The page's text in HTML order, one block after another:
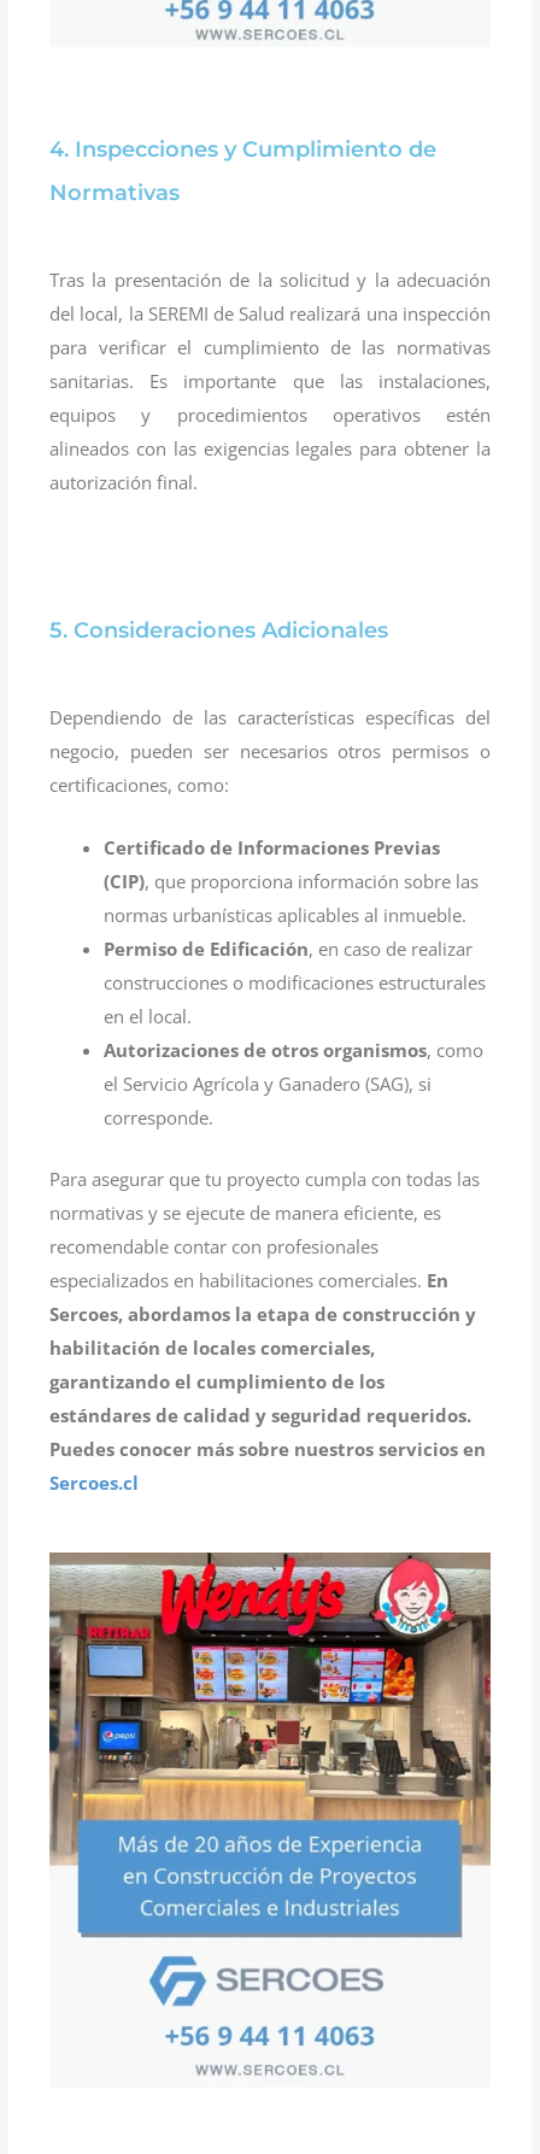
4. Inspecciones y Cumplimiento de
Normativas
Tras la presentación de la solicitud y la adecuación
del local, la SEREMI de Salud realizará una inspección
para verificar el cumplimiento de las normativas
sanitarias. Es importante que las instalaciones,
equipos y procedimientos operativos estén
alineados con las exigencias legales para obtener la
autorización final.
5. Consideraciones Adicionales
Dependiendo de las características específicas del
negocio, pueden ser necesarios otros permisos o
certificaciones, como:
Certificado de Informaciones Previas
(CIP), que proporciona información sobre las
normas urbanísticas aplicables al inmueble.
Permiso de Edificación, en caso de realizar
construcciones o modificaciones estructurales
en el local.
Autorizaciones de otros organismos, como
el Servicio Agrícola y Ganadero (SAG), si
corresponde.
Para asegurar que tu proyecto cumpla con todas las
normativas y se ejecute de manera eficiente, es
recomendable contar con profesionales
especializados en habilitaciones comerciales. En
Sercoes, abordamos la etapa de construcción y
habilitación de locales comerciales,
garantizando el cumplimiento de los
estándares de calidad y seguridad requeridos.
Puedes conocer más sobre nuestros servicios en
Sercoes.cl